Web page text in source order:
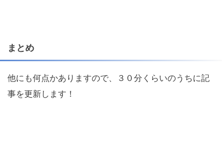
まとめ
他にも何点かありますので、３０分くらいのうちに記
事を更新します！